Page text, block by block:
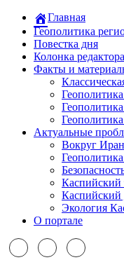
Главная
Геополитика
Повестка дня
Колонка редактора
Факты и
Актуальные
Вокруг
Каспийский
Каспийский
Экология
О портале